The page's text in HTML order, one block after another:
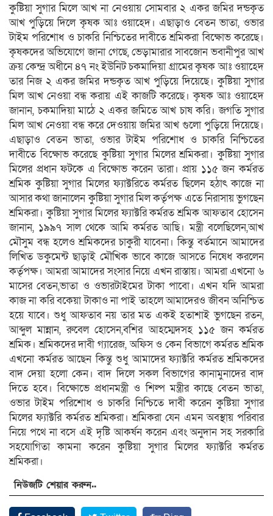
কুষ্টিয়া সুগার মিলে আখ না নেওয়ায় সোমবার ২ একর জমির দন্ডকৃত
আখ পুড়িয়ে দিলে কৃষক আঃ ওয়াহেদ। এছাড়াও বেতন ভাতা, ওভার
টাইম পরিশোধ ও চাকরি নিশ্চিতের দাবীতে শ্রমিকরা বিক্ষোভ করেছে।
কৃষকদের অভিযোগে জানা গেছে, ভেড়ামারার সাবজোন ভবানীপুর আখ
ক্রয় কেন্দ্র অধীনে ৪৭ নং ইউনিট চকমাদিয়া গ্রামের কৃষক আঃ ওয়াহেদ
তার নিজ ২ একর জমির দন্ডকৃত আখ পুড়িয়ে দিয়েছে। কুষ্টিয়া সুগার
মিল আখ নেওয়া বন্ধ করায় এই কাজটি করেছে। কৃষক আঃ ওয়াহেদ
জানান, চকমাদিয়া মাঠে ২ একর জমিতে আখ চাষ করি। জগতি সুগার
মিল আখ নেওয়া বন্ধ করে দেওয়ায় জমির আখ গুলো পুড়িয়ে দিয়েছে।
এছাড়াও বেতন ভাতা, ওভার টাইম পরিশোধ ও চাকরি নিশ্চিতের
দাবীতে বিক্ষোভ করেছে কুষ্টিয়া সুগার মিলের শ্রমিকরা। কুষ্টিয়া সুগার
মিলের প্রধান ফটকে এ বিক্ষোভ করেন তারা। প্রায় ১১৫ জন কর্মরত
শ্রমিক কুষ্টিয়া সুগার মিলের ফ্যাক্টরিতে কর্মরত ছিলেন হঠাৎ কাজে না
আসার কথা জানালেন কুষ্টিয়া সুগার মিল কর্তৃপক্ষ এতে নিরাসায় ভুগছেন
শ্রমিকরা। কুষ্টিয়া সুগার মিলের ফ্যাক্টরি কর্মরত শ্রমিক আফতাব হোসেন
জানান, ১৯৯৭ সাল থেকে আমি কর্মরত আছি। মন্ত্রী বলেছিলেন,আখ
মৌসুম বন্ধ হলেও শ্রমিকদের চাকুরী যাবেনা। কিন্তু বর্তমানে আমাদের
লিখিত ডকুমেন্ট ছাড়াই মৌখিক ভাবে কাজে আসতে নিষেধ করলেন
কর্তৃপক্ষ। আমরা আমাদের সংসার নিয়ে এখন রাস্তায়। আমরা এখনো ৬
মাসের বেতন,ভাতা ও ওভারটাইমের টাকা পাবো। এখন যদি আমরা
কাজ না করি বকেয়া টাকাও না পাই তাহলে আমাদেরও জীবন অনিশ্চিত
হয়ে যাবে। শুধু আফতাব নয় তার মত একই হতাশাই ভুগছেন রতন,
আব্দুল মান্নান, রুবেল হোসেন,বশির আহম্মেদসহ ১১৫ জন কর্মরত
শ্রমিক। শ্রমিকদের দাবী গ্যারেজ, অফিস ও কেন বিভাগে কর্মরত শ্রমিক
এখনো কর্মরত আছেন কিন্তু শুধু আমাদের ফ্যাক্টরি কর্মরত শ্রমিকদের
বাদ দেয়া হলো কেন। বাদ দিলে সকল বিভাগের কানামুনাদের বাদ
দিতে হবে। বিক্ষোভে প্রধানমন্ত্রী ও শিল্প মন্ত্রীর কাছে বেতন ভাতা,
ওভার টাইম পরিশোধ ও চাকরি নিশ্চিতে দাবী করেন কুষ্টিয়া সুগার
মিলের ফ্যাক্টরি কর্মরত শ্রমিকরা। শ্রমিকরা যেন এমন অবস্থায় পরিবার
নিয়ে পথে না বসে এই দৃষ্টি আকর্ষন করেন এবং অনুদান সহ সরকারি
সহযোগিতা কামনা করেন কুষ্টিয়া সুগার মিলের ফ্যাক্টরি কর্মরত
শ্রমিকরা।
নিউজটি শেয়ার করুন..